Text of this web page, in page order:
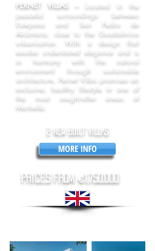
PERNET VILLAS –
Located in the
peaceful surroundings between
Estepona and San Pedro de
Alcántara, close to the Guadalmina
urbanisation. With a design that
exudes understated elegance and is
in harmony with the natural
environment through sustainable
architecture, Pernet Villas promises an
exclusive, healthy lifestyle in one of
the most sought-after areas of
Marbella.
2 NEW BUILT VILLAS
MORE INFO
prices from €1.750.000